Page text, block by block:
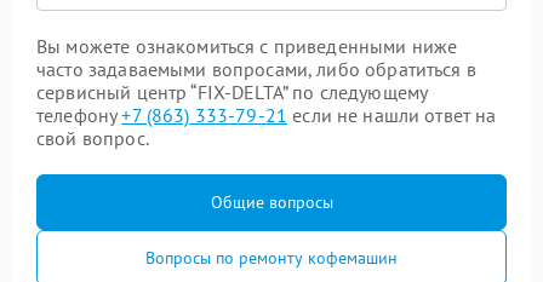
Вы можете ознакомиться с приведенными ниже
часто задаваемыми вопросами, либо обратиться в
сервисный центр “FIX-DELTA” по следующему
телефону+7 (863) 333-79-21 если не нашли ответ на
свой вопрос.
Общие вопросы
Вопросы по ремонту кофемашин